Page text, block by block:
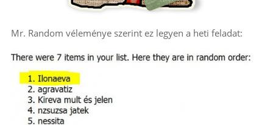
Mr. Random véleménye szerint ez legyen a heti feladat: